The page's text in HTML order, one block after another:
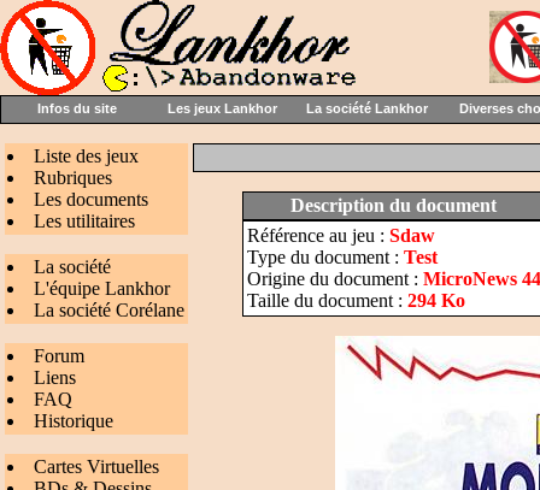
Infos du site Les jeux Lankhor La société Lankhor Diverses
Liste des jeux
Rubriques
Les documents
Les utilitaires
La société
L'équipe Lankhor
La société Corélane
Forum
Liens
FAQ
Historique
Cartes Virtuelles
Description du document
Référence au jeu : Sdaw
Type du document : Test
Origine du document : MicroNews
Taille du document : 294 Ko